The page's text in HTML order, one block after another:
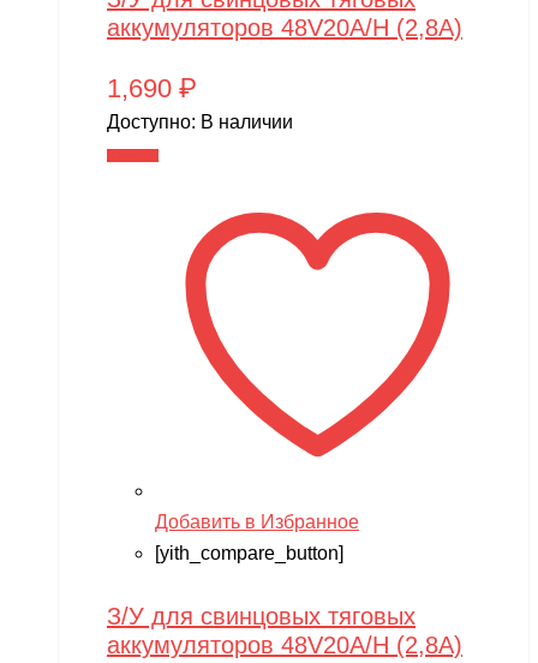
аккумуляторов 48V20A/H (2,8A)
1,690 ₽
Доступно: В наличии
Добавить в Избранное
[yith_compare_button]
З/У для свинцовых тяговых
аккумуляторов 48V20A/H (2,8A)